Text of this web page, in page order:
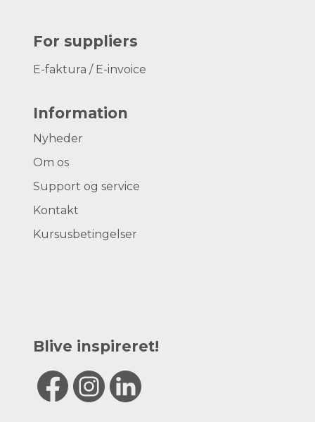
For suppliers
E-faktura / E-invoice
Information
Nyheder
Om os
Support og service
Kontakt
Kursusbetingelser
Blive inspireret!